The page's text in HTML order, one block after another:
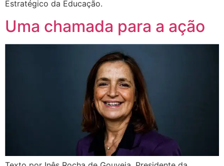
Estratégico da Educação.
Uma chamada para a ação